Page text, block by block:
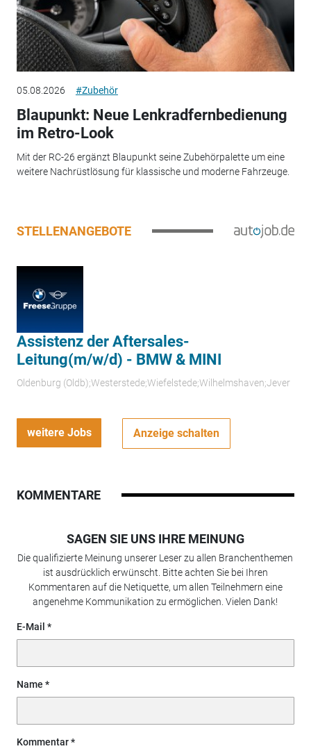
05.08.2026 #Zubehör
Blaupunkt: Neue Lenkradfernbedienung
im Retro-Look
Mit der RC-26 ergänzt Blaupunkt seine Zubehörpalette um eine
weitere Nachrüstlösung für klassische und moderne Fahrzeuge.
STELLENANGEBOTE
Assistenz der Aftersales-
Leitung(m/w/d) - BMW & MINI
Oldenburg (Oldb);Westerstede;Wiefelstede;Wilhelmshaven;Jever
weitere Jobs Anzeige schalten
KOMMENTARE
SAGEN SIE UNS IHRE MEINUNG
Die qualifizierte Meinung unserer Leser zu allen Branchenthemen
ist ausdrücklich erwünscht. Bitte achten Sie bei Ihren
Kommentaren auf die Netiquette, um allen Teilnehmern eine
angenehme Kommunikation zu ermöglichen. Vielen Dank!
E-Mail
Name
Kommentar